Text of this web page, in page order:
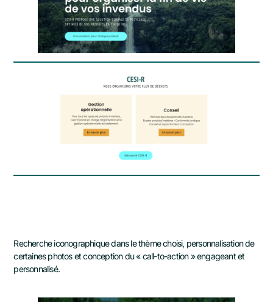
Recherche iconographique dans le thème choisi, personnalisation de
certaines photos et conception du « call-to-action » engageant et
personnalisé.